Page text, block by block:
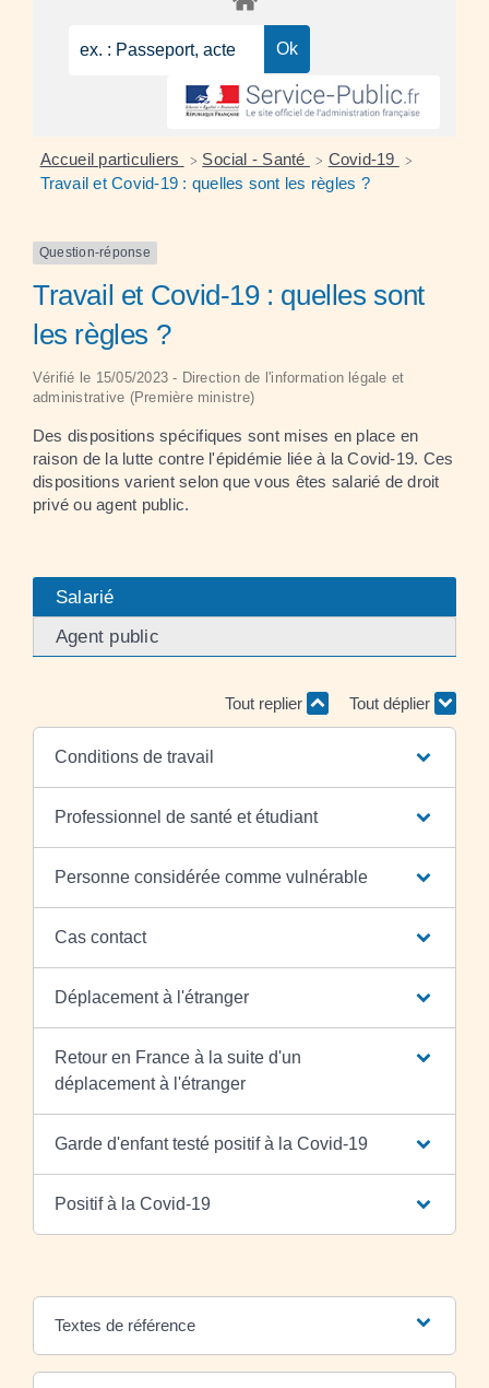
Accueil particuliers > Social - Santé > Covid-19 >
Travail et Covid-19 : quelles sont les règles ?
Question-réponse
Travail et Covid-19 : quelles sont
les règles ?
Vérifié le 15/05/2023 - Direction de l'information légale et
administrative (Première ministre)
Des dispositions spécifiques sont mises en place en
raison de la lutte contre l'épidémie liée à la Covid-19. Ces
dispositions varient selon que vous êtes salarié de droit
privé ou agent public.
Salarié
Agent public
Tout replier Tout déplier
Conditions de travail
Professionnel de santé et étudiant
Personne considérée comme vulnérable
Cas contact
Déplacement à l'étranger
Retour en France à la suite d'un
déplacement à l'étranger
Garde d'enfant testé positif à la Covid-19
Positif à la Covid-19
Textes de référence